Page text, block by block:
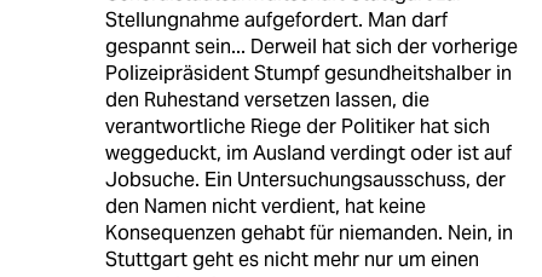
Stellungnahme aufgefordert. Man darf
gespannt sein... Derweil hat sich der vorherige
Polizeipräsident Stumpf gesundheitshalber in
den Ruhestand versetzen lassen, die
verantwortliche Riege der Politiker hat sich
weggeduckt, im Ausland verdingt oder ist auf
Jobsuche. Ein Untersuchungsausschuss, der
den Namen nicht verdient, hat keine
Konsequenzen gehabt für niemanden. Nein, in
Stuttgart geht es nicht mehr nur um einen